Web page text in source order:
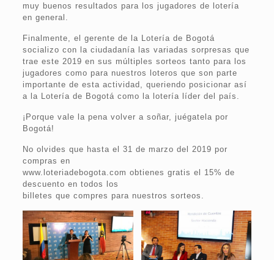
muy buenos resultados para los jugadores de lotería
en general.
Finalmente, el gerente de la Lotería de Bogotá
socializo con la ciudadanía las variadas sorpresas que
trae este 2019 en sus múltiples sorteos tanto para los
jugadores como para nuestros loteros que son parte
importante de esta actividad, queriendo posicionar así
a la Lotería de Bogotá como la lotería líder del país.
¡Porque vale la pena volver a soñar, juégatela por
Bogotá!
No olvides que hasta el 31 de marzo del 2019 por
compras en
www.loteriadebogota.com obtienes gratis el 15% de
descuento en todos los
billetes que compres para nuestros sorteos.